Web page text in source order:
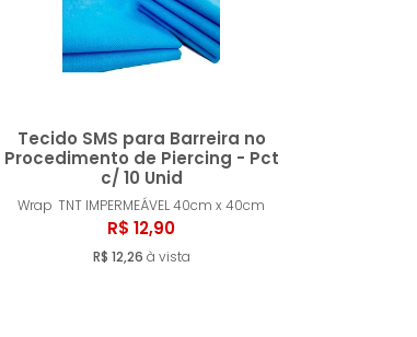
Tecido SMS para Barreira no
Procedimento de Piercing - Pct
c/ 10 Unid
Wrap TNT IMPERMEÁVEL 40cm x 40cm
R$ 12,90
R$ 12,26 à vista
Comprar